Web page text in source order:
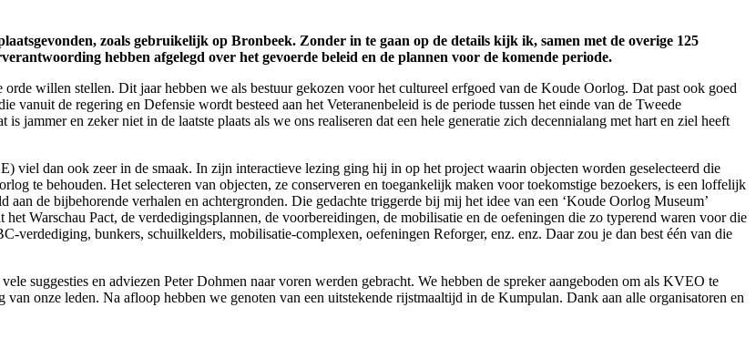
zoals gebruikelijk op Bronbeek. Zonder in te gaan op de details kijk ik, samen met de overige 125
hebben afgelegd over het gevoerde beleid en de plannen voor de komende periode.
willen stellen. Dit jaar hebben we als bestuur gekozen voor het cultureel erfgoed van de Koude Oorlog. Dat past ook goed
de regering en Defensie wordt besteed aan het Veteranenbeleid is de periode tussen het einde van de Tweede
jammer en zeker niet in de laatste plaats als we ons realiseren dat een hele generatie zich decennialang met hart en ziel heeft
viel dan ook zeer in de smaak. In zijn interactieve lezing ging hij in op het project waarin objecten worden geselecteerd die
te behouden. Het selecteren van objecten, ze conserveren en toegankelijk maken voor toekomstige bezoekers, is een loffelijk
de bijbehorende verhalen en achtergronden. Die gedachte triggerde bij mij het idee van een ‘Koude Oorlog Museum’
Warschau Pact, de verdedigingsplannen, de voorbereidingen, de mobilisatie en de oefeningen die zo typerend waren voor die
verdediging, bunkers, schuilkelders, mobilisatie-complexen, oefeningen Reforger, enz. enz. Daar zou je dan best één van die
suggesties en adviezen Peter Dohmen naar voren werden gebracht. We hebben de spreker aangeboden om als KVEO te
onze leden. Na afloop hebben we genoten van een uitstekende rijstmaaltijd in de Kumpulan. Dank aan alle organisatoren en